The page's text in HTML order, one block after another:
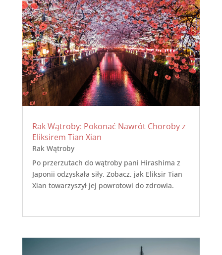
Rak Wątroby: Pokonać Nawrót Choroby z
Eliksirem Tian Xian
Rak Wątroby
Po przerzutach do wątroby pani Hirashima z
Japonii odzyskała siły. Zobacz, jak Eliksir Tian
Xian towarzyszył jej powrotowi do zdrowia.